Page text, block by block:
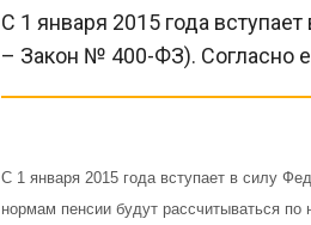
С 1 января 2015 года
– Закон № 400-ФЗ). Согласно
С 1 января 2015 года вступает в силу
нормам пенсии будут рассчитываться